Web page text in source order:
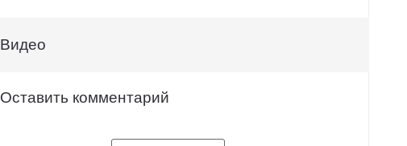
Видео
Оставить комментарий